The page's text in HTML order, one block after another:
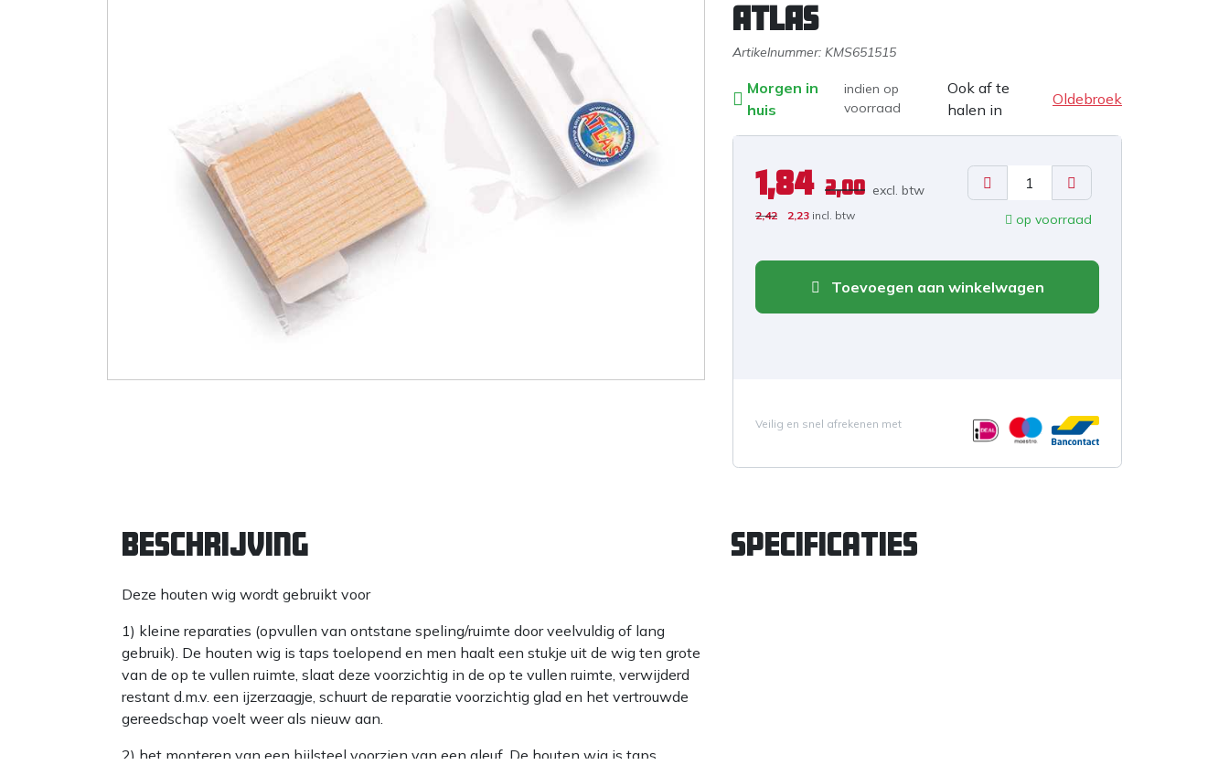
ATLAS
Artikelnummer: KMS651515
Morgen in
huis
indien op
voorraad
Ook af te
halen in
Oldebroek
1,84 2,00 excl. btw
2,42 2,23 incl. btw op voorraad
Toevoegen aan winkelwagen
Veilig en snel afrekenen met
Beschrijving
Deze houten wig wordt gebruikt voor
1) kleine reparaties (opvullen van ontstane speling/ruimte door veelvuldig of lang
gebruik). De houten wig is taps toelopend en men haalt een stukje uit de wig ten grote
van de op te vullen ruimte, slaat deze voorzichtig in de op te vullen ruimte, verwijderd
restant d.m.v. een ijzerzaagje, schuurt de reparatie voorzichtig glad en het vertrouwde
gereedschap voelt weer als nieuw aan.
2) het monteren van een bijlsteel voorzien van een gleuf. De houten wig is taps
Specificaties